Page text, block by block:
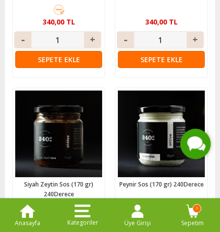
340,00 TL
SEPETE EKLE
340,00 TL
SEPETE EKLE
Siyah Zeytin Sos (170 gr)
240Derece
340,00 TL
Peynir Sos (170 gr) 240Derece
340,00 TL
Submit Request
Anasayfa Kategoriler Üye Girişi Sepetim
0